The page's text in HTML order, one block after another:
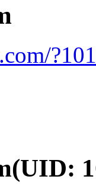
(UID: